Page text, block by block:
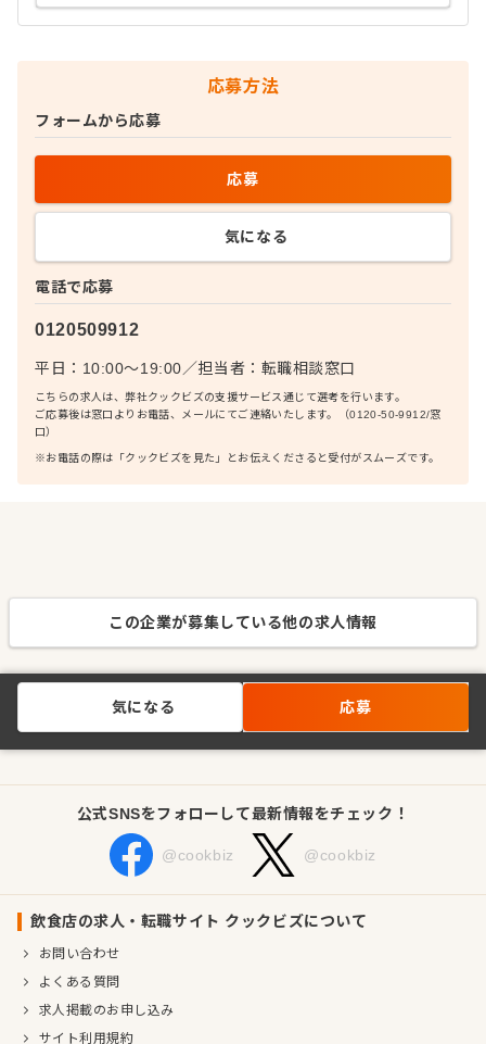
応募方法
電話で応募
0120509912
平日：10:00〜19:00／担当者： 転職相談窓口
こちらの求人は、弊社クックビズの支援サービス通じて選考を行います。
ご応募後は窓口よりお電話、メールにてご連絡いたします。（0120-50-9912/窓
口）
※お電話の際は「クックビズを見た」とお伝えくださると受付がスムーズです。
フォームから応募
応募
気になる
この企業が募集している他の求人情報
気になる 応募
公式SNSをフォローして最新情報をチェック！
@cookbiz @cookbiz
飲食店の求人・転職サイト クックビズについて
お問い合わせ
よくある質問
求人掲載のお申し込み
サイト利用規約